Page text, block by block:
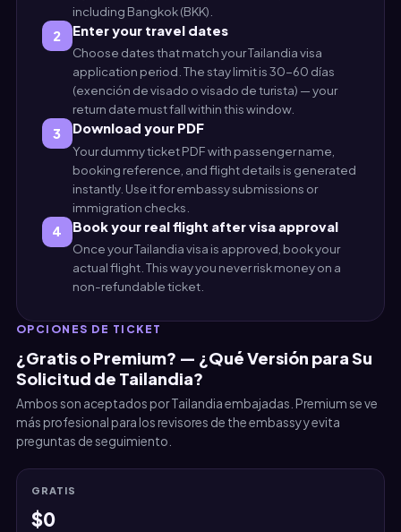
including Bangkok (BKK).
2 Enter your travel dates
Choose dates that match your Tailandia visa
application period. The stay limit is 30-60 días
(exención de visado o visado de turista) — your
return date must fall within this window.
3 Download your PDF
Your dummy ticket PDF with passenger name,
booking reference, and flight details is generated
instantly. Use it for embassy submissions or
immigration checks.
4 Book your real flight after visa approval
Once your Tailandia visa is approved, book your
actual flight. This way you never risk money on a
non-refundable ticket.
OPCIONES DE TICKET
¿Gratis o Premium? — ¿Qué Versión para Su
Solicitud de Tailandia?
Ambos son aceptados por Tailandia embajadas. Premium se ve
más profesional para los revisores de the embassy y evita
preguntas de seguimiento.
GRATIS
$0